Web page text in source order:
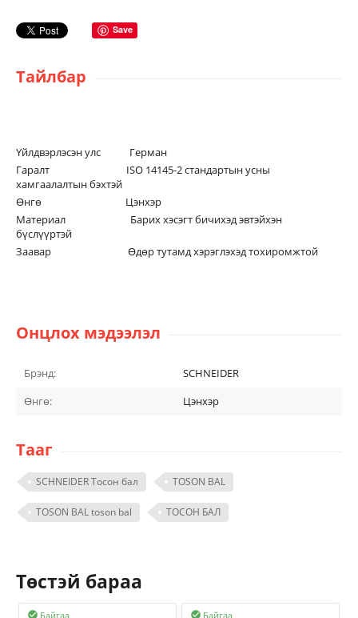
Save
Тайлбар
Үйлдвэрлэсэн улс Герман
Гаралт ISO 14145-2 стандартын усны
хамгаалалтын бэхтэй
Өнгө Цэнхэр
Материал Барих хэсэгт бичихэд эвтэйхэн
бүслүүртэй
Заавар Өдөр тутамд хэрэглэхэд тохиромжтой
Онцлох мэдээлэл
Брэнд:
SCHNEIDER
Өнгө:
Цэнхэр
Тааг
SCHNEIDER Тосон бал TOSON BAL
TOSON BAL toson bal ТОСОН БАЛ
Төстэй бараа
Байгаа
 Байгаа
